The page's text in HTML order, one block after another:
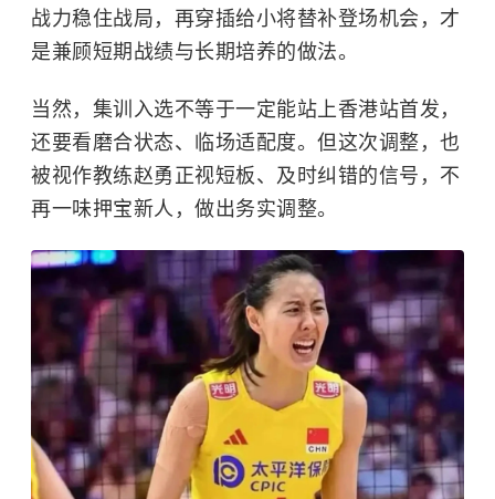
战力稳住战局，再穿插给小将替补登场机会，才
是兼顾短期战绩与长期培养的做法。
当然，集训入选不等于一定能站上香港站首发，
还要看磨合状态、临场适配度。但这次调整，也
被视作教练赵勇正视短板、及时纠错的信号，不
再一味押宝新人，做出务实调整。